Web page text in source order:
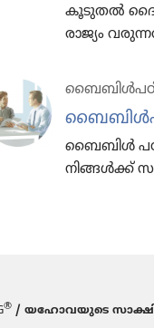
കൂടുതൽ
രാജ്യം
ബൈബിൾ
നിങ്ങൾക്ക്‌
® / യഹോവയുടെ